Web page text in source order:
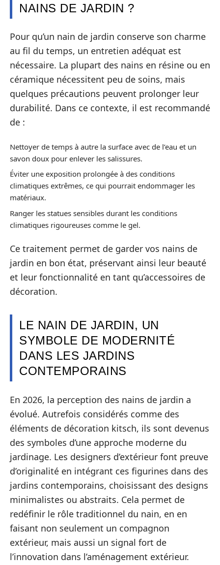
NAINS DE JARDIN ?
Pour qu’un nain de jardin conserve son charme
au fil du temps, un entretien adéquat est
nécessaire. La plupart des nains en résine ou en
céramique nécessitent peu de soins, mais
quelques précautions peuvent prolonger leur
durabilité. Dans ce contexte, il est recommandé
de :
Nettoyer de temps à autre la surface avec de l’eau et un
savon doux pour enlever les salissures.
Éviter une exposition prolongée à des conditions
climatiques extrêmes, ce qui pourrait endommager les
matériaux.
Ranger les statues sensibles durant les conditions
climatiques rigoureuses comme le gel.
Ce traitement permet de garder vos nains de
jardin en bon état, préservant ainsi leur beauté
et leur fonctionnalité en tant qu’accessoires de
décoration.
LE NAIN DE JARDIN, UN
SYMBOLE DE MODERNITÉ
DANS LES JARDINS
CONTEMPORAINS
En 2026, la perception des nains de jardin a
évolué. Autrefois considérés comme des
éléments de décoration kitsch, ils sont devenus
des symboles d’une approche moderne du
jardinage. Les designers d’extérieur font preuve
d’originalité en intégrant ces figurines dans des
jardins contemporains, choisissant des designs
minimalistes ou abstraits. Cela permet de
redéfinir le rôle traditionnel du nain, en en
faisant non seulement un compagnon
extérieur, mais aussi un signal fort de
l’innovation dans l’aménagement extérieur.